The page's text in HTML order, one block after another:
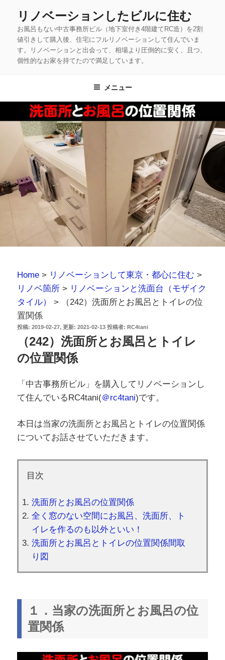
キ
リノベーションしたビルに住む
お風呂もない中古事務所ビル（地下室付き4階建てRC造）を2割
値引きして購入後、住宅にフルリノベーションして住んでいま
す。リノベーションと出会って、相場より圧倒的に安く、且つ、
個性的なお家を持てたので満足しています。
メニュー
Home> リノベーションして東京・都心に住む >
リノベ箇所> リノベーションと洗面台（モザイク
タイル）
>
（242）洗面所とお風呂とトイレの位
置関係
投
2019-02-27 2021-02-13投稿者: RC4tani
（242）洗面所とお風呂とトイレ
の位置関係
「中古事務所ビル」を購入してリノベーションし
て住んでいるRC4tani(＠rc4tani)です。
本日は当家の洗面所とお風呂とトイレの位置関係
についてお話させていただきます。
目次
洗面所とお風呂の位置関係
全く窓のない空間にお風呂、洗面所、ト
イレを作るのも以外といい！
洗面所とお風呂とトイレの位置関係間取
り図
１．当家の洗面所とお風呂の位
置関係